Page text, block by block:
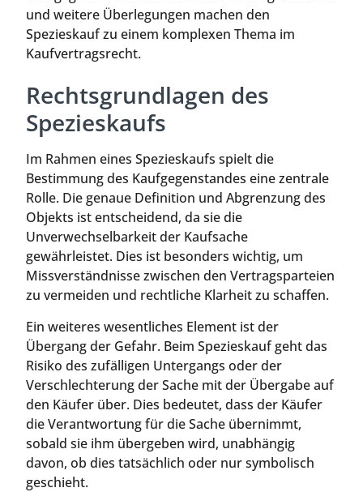
und weitere Überlegungen machen den
Spezieskauf zu einem komplexen Thema im
Kaufvertragsrecht.
Rechtsgrundlagen des
Spezieskaufs
Im Rahmen eines Spezieskaufs spielt die
Bestimmung des Kaufgegenstandes eine zentrale
Rolle. Die genaue Definition und Abgrenzung des
Objekts ist entscheidend, da sie die
Unverwechselbarkeit der Kaufsache
gewährleistet. Dies ist besonders wichtig, um
Missverständnisse zwischen den Vertragsparteien
zu vermeiden und rechtliche Klarheit zu schaffen.
Ein weiteres wesentliches Element ist der
Übergang der Gefahr. Beim Spezieskauf geht das
Risiko des zufälligen Untergangs oder der
Verschlechterung der Sache mit der Übergabe auf
den Käufer über. Dies bedeutet, dass der Käufer
die Verantwortung für die Sache übernimmt,
sobald sie ihm übergeben wird, unabhängig
davon, ob dies tatsächlich oder nur symbolisch
geschieht.